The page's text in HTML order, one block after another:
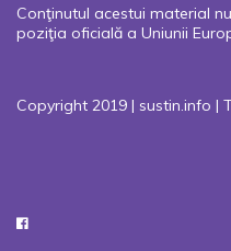
Conţinutul acestui material
poziţia oficială a Uniunii
Copyright 2019 | sustin.info |